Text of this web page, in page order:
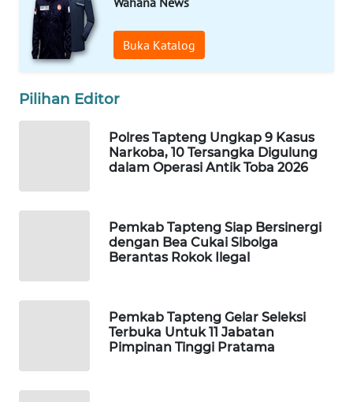
Buka Katalog
Pilihan Editor
Polres Tapteng Ungkap 9 Kasus
Narkoba, 10 Tersangka Digulung
dalam Operasi Antik Toba 2026
Pemkab Tapteng Siap Bersinergi
dengan Bea Cukai Sibolga
Berantas Rokok Ilegal
Pemkab Tapteng Gelar Seleksi
Terbuka Untuk 11 Jabatan
Pimpinan Tinggi Pratama
NEWS
AKHLAK
ID
PERAPKI
NEWS